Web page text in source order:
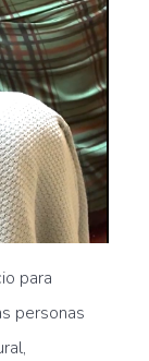
para
personas